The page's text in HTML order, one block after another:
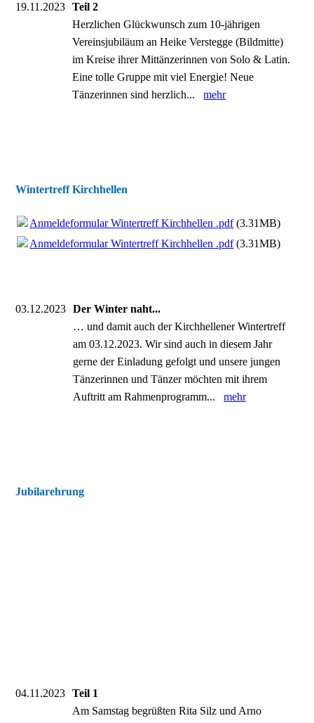
19.11.2023
Teil 2
Herzlichen Glückwunsch zum 10-jährigen
Vereinsjubiläum an Heike Verstegge (Bildmitte)
im Kreise ihrer Mittänzerinnen von Solo & Latin.
Eine tolle Gruppe mit viel Energie! Neue
Tänzerinnen sind herzlich...mehr
Wintertreff Kirchhellen
Anmeldeformular Wintertreff Kirchhellen .pdf(3.31MB)
Anmeldeformular Wintertreff Kirchhellen .pdf(3.31MB)
03.12.2023
Der Winter naht...
… und damit auch der Kirchhellener Wintertreff
am 03.12.2023. Wir sind auch in diesem Jahr
gerne der Einladung gefolgt und unsere jungen
Tänzerinnen und Tänzer möchten mit ihrem
Auftritt am Rahmenprogramm...mehr
Jubilarehrung
04.11.2023
Teil 1
Am Samstag begrüßten Rita Silz und Arno